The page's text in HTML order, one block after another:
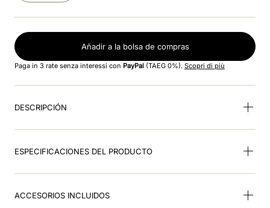
6.accessori
7.front
8.visor
9.kep nero
10.kep cromo
Añadir a la bolsa de compras
Paga in 3 rate senza interessi con PayPal (TAEG 0%). Scopri di più
DESCRIPCIÓN
ESPECIFICACIONES DEL PRODUCTO
ACCESORIOS INCLUIDOS